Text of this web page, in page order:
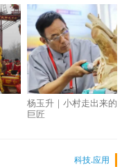
杨玉升｜小村走出来的
巨匠
科技.应用